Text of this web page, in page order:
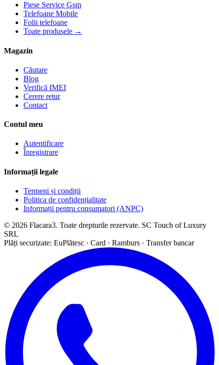
Piese Service Gsm
Telefoane Mobile
Folii telefoane
Toate produsele →
Magazin
Căutare
Blog
Verifică IMEI
Cerere retur
Contact
Contul meu
Autentificare
Înregistrare
Informații legale
Termeni și condiții
Politica de confidențialitate
Informații pentru consumatori (ANPC)
© 2026 Flacara3. Toate drepturile rezervate. SC Touch of Luxury
SRL
Plăți securizate: EuPlătesc · Card · Ramburs · Transfer bancar